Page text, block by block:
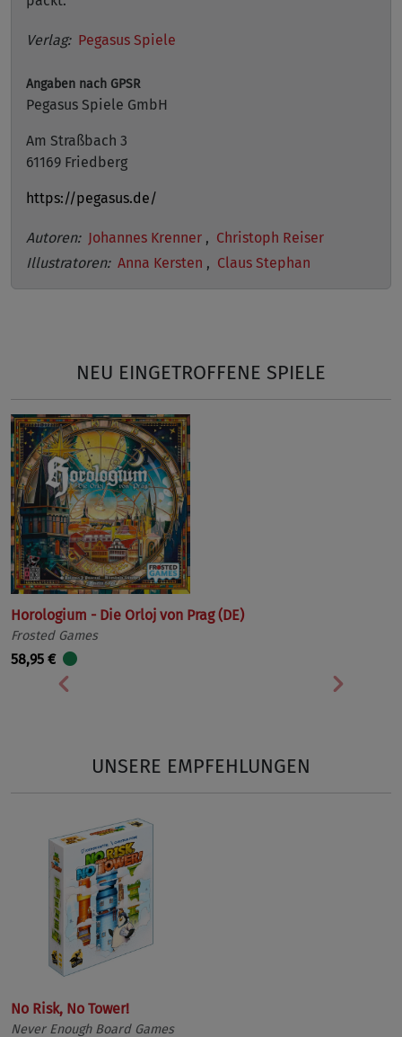
Verlag: Pegasus Spiele
Angaben nach GPSR
Pegasus Spiele GmbH
Am Straßbach 3
61169 Friedberg
https://pegasus.de/
Autoren: Johannes Krenner , Christoph Reiser
Illustratoren: Anna Kersten , Claus Stephan
NEU EINGETROFFENE SPIELE
Horologium - Die Orloj von Prag (DE)
Frosted Games
58,95 €
Vorherige
UNSERE EMPFEHLUNGEN
No Risk, No Tower!
Never Enough Board Games